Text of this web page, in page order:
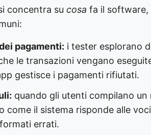
concentra su cosa fa il software,
pagamenti: i tester esplorano
le transazioni vengano
gestisce i pagamenti rifiutati.
quando gli utenti compilano
come il sistema risponde alle
errati.